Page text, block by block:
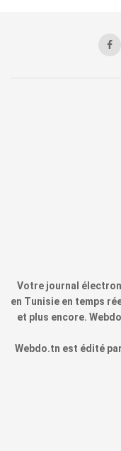
Votre journal
en Tunisie en temps
et plus encore.
Webdo.tn est édité